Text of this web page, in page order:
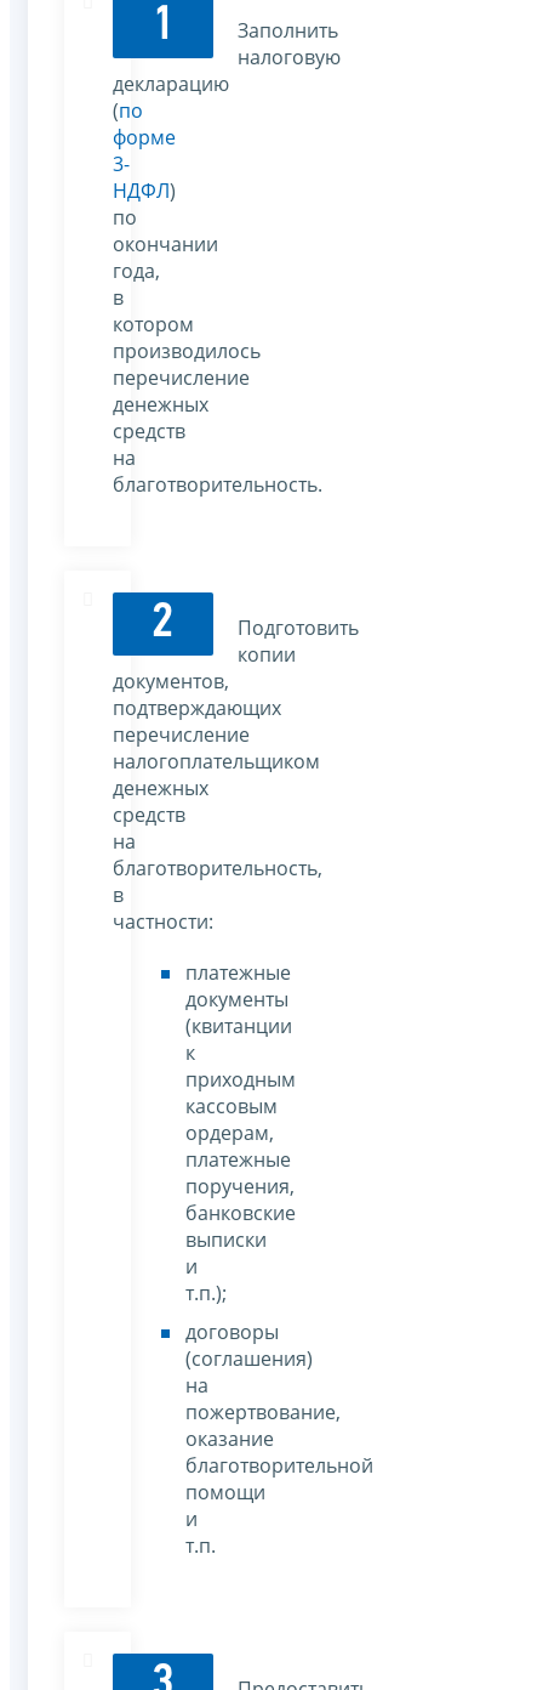
1
Заполнить
налоговую
декларацию
(по
форме
3-
НДФЛ)
по
окончании
года,
в
котором
производилось
перечисление
денежных
средств
на
благотворительность.
2
Подготовить
копии
документов,
подтверждающих
перечисление
налогоплательщиком
денежных
средств
на
благотворительность,
в
частности:
платежные
документы
(квитанции
к
приходным
кассовым
ордерам,
платежные
поручения,
банковские
выписки
и
т.п.);
договоры
(соглашения)
на
пожертвование,
оказание
благотворительной
помощи
и
т.п.